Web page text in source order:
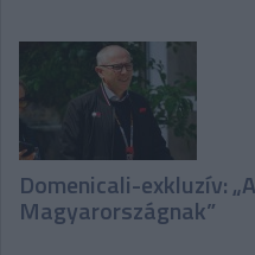
Domenicali-exkluzív:
Magyarországnak”